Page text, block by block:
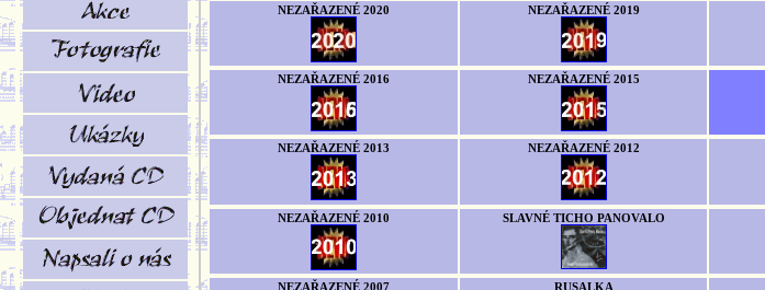
NEZAŘAZENÉ 2020 NEZAŘAZENÉ 2019
NEZAŘAZENÉ 2016 NEZAŘAZENÉ 2015
NEZAŘAZENÉ 2013 NEZAŘAZENÉ 2012
NEZAŘAZENÉ 2010 SLAVNÉ TICHO PANOVALO
NEZAŘAZENÉ 2007 RUSALKA